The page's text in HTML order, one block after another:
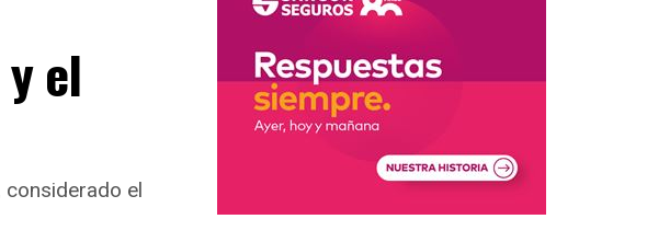
el
considerado el